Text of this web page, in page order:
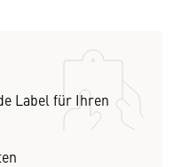
Label für Ihren